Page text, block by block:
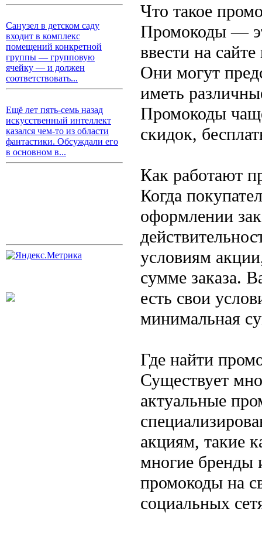
Санузел в детском саду
входит в комплекс
помещений конкретной
группы — групповую
ячейку — и должен
соответствовать...
Ещё лет пять-семь назад
искусственный интеллект
казался чем-то из области
фантастики. Обсуждали его
в основном в...
Что такое
Промокоды —
ввести на
Они могут
иметь
Промокоды
скидок,
Как работают
Когда
оформлении
условиям
сумме заказа.
есть свои
минимальная
Где найти
Существует
актуальные
акциям, такие
многие бренды
промокоды на
социальных